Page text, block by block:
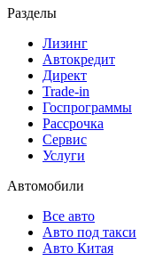
Разделы
Лизинг
Автокредит
Директ
Trade-in
Госпрограммы
Рассрочка
Сервис
Услуги
Автомобили
Все авто
Авто под такси
Авто Китая